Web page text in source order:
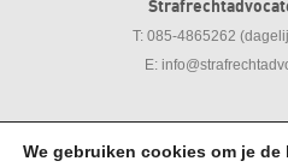
T: 085-4865262
E:
© 2026Strafrechtadvocaten Netwerk
We gebruiken cookies om je